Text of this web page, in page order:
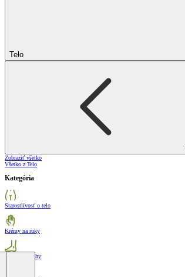
Telo
Zobraziť všetko
Všetko z Telo
Kategória
Starostlivosť o telo
Krémy na ruky
Krémy na nohy